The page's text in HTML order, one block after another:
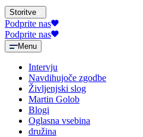
Storitve
Podprite nas
Podprite nas
Menu
Intervju
Navdihujoče zgodbe
Življenjski slog
Martin Golob
Blogi
Oglasna vsebina
družina